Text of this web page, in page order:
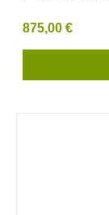
875,00 €